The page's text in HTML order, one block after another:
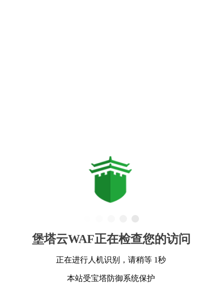
堡塔云WAF正在检查您的访问
正在进行人机识别，请稍等 1秒
本站受宝塔防御系统保护